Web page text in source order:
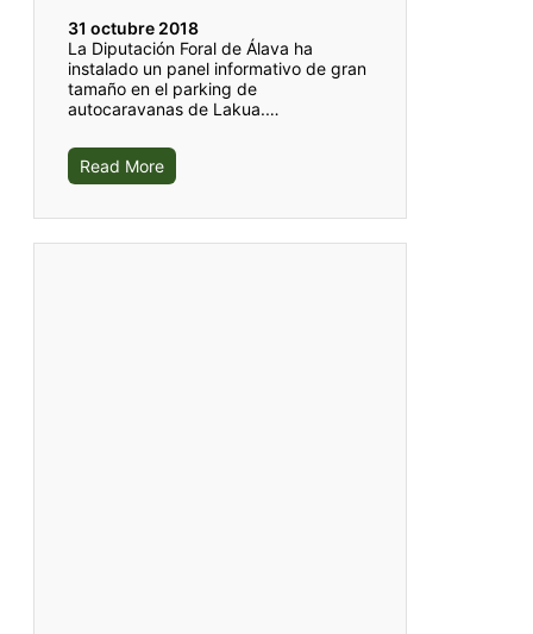
31 octubre 2018
La Diputación Foral de Álava ha
instalado un panel informativo de gran
tamaño en el parking de
autocaravanas de Lakua.…
Read More